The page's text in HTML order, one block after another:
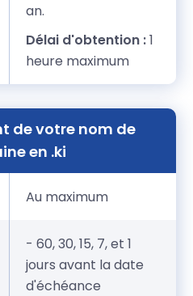
an.
Délai d'obtention :1
heure maximum
de votre nom de
en .ki
Au maximum
- 60, 30, 15, 7, et 1
jours avant la date
d'échéance